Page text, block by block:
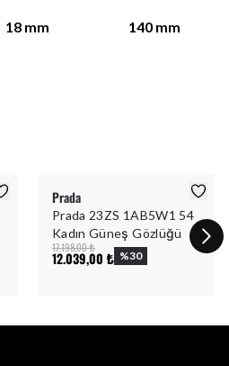
18 mm 140 mm
Prada
Prada 23ZS 1AB5W1 54
Kadın Güneş Gözlüğü
17.198,00 ₺
12.039,00 ₺ %30